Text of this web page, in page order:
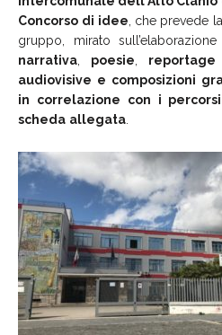
Concorso di idee , che prevede
gruppo, mirato
narrativa
poesie reportage
audiovisive e composizioni
in correlazione con i
scheda allegata